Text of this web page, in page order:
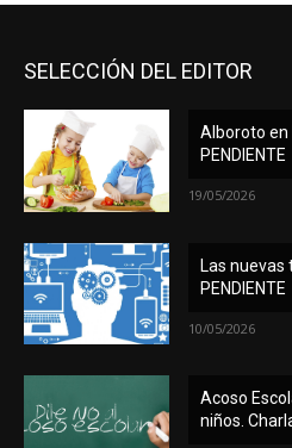
SELECCIÓN DEL EDITOR
Alboroto en
PENDIENTE
19/05/2026
Las nuevas
PENDIENTE
10/05/2026
Acoso
niños.